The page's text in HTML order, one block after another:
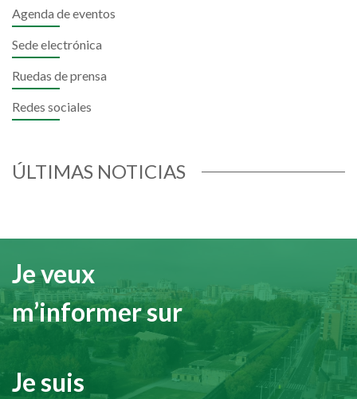
Agenda de eventos
Sede electrónica
Ruedas de prensa
Redes sociales
ÚLTIMAS NOTICIAS
Je veux
m’informer sur
Je suis